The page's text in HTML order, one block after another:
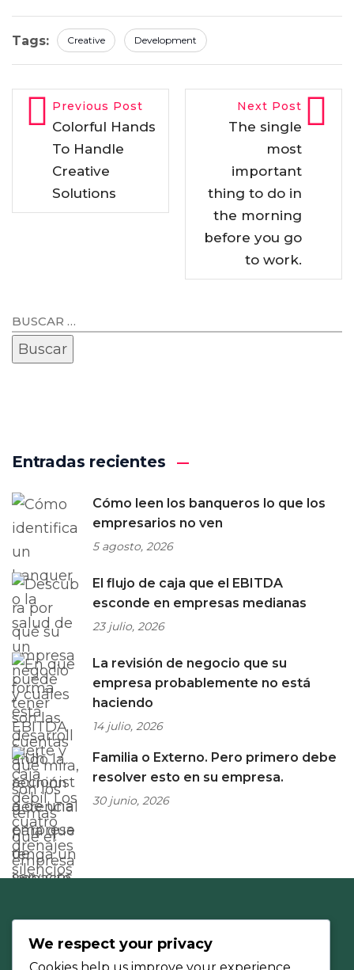
Tags: Creative Development
Previous Post
Colorful Hands
To Handle
Creative
Solutions
Next Post
The single
most
important
thing to do in
the morning
before you go
to work.
Entradas recientes
Cómo leen los banqueros lo que los
empresarios no ven
5 agosto, 2026
El flujo de caja que el EBITDA
esconde en empresas medianas
23 julio, 2026
La revisión de negocio que su
empresa probablemente no está
haciendo
14 julio, 2026
Familia o Externo. Pero primero debe
resolver esto en su empresa.
30 junio, 2026
We respect your privacy